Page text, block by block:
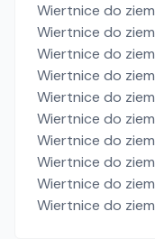
Wiertnice do
Wiertnice do
Wiertnice do
Wiertnice do
Wiertnice do
Wiertnice do
Wiertnice do
Wiertnice do
Wiertnice do
Wiertnice do